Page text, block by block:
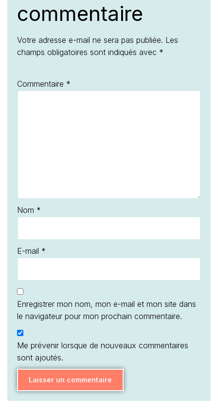
commentaire
Votre adresse e-mail ne sera pas publiée. Les
champs obligatoires sont indiqués avec *
Commentaire *
Nom *
E-mail *
Enregistrer mon nom, mon e-mail et mon site dans
le navigateur pour mon prochain commentaire.
Me prévenir lorsque de nouveaux commentaires
sont ajoutés.